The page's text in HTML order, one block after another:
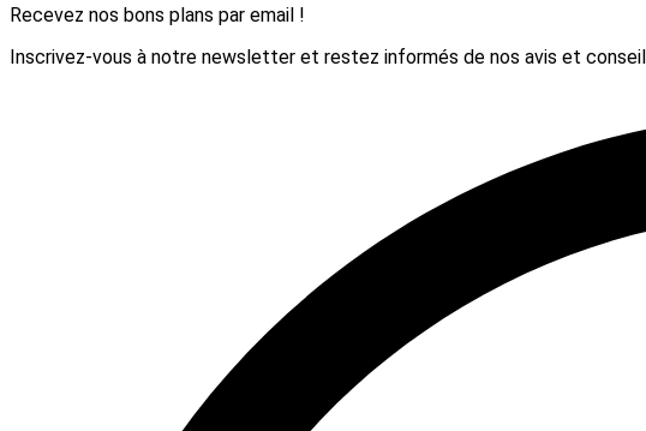
Recevez nos bons plans par email !
Inscrivez-vous à notre newsletter et restez informés de nos avis et